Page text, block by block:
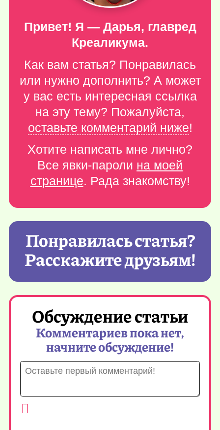
Привет! Я — Дарья, главред
Креаликума.
Как вам статья? Понравилась
или нужно дополнить? А может
у вас есть интересная ссылка
на эту тему? Пожалуйста,
оставьте комментарий ниже!
Хотите написать мне лично?
Все явки-пароли на моей
странице. Рада знакомству!
Понравилась статья?
Расскажите друзьям!
Обсуждение статьи
Комментариев пока нет,
начните обсуждение!